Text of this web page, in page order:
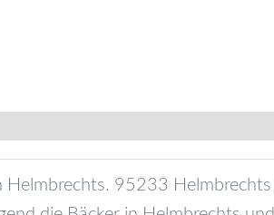
Helmbrechts. 95233 Helmbrechts